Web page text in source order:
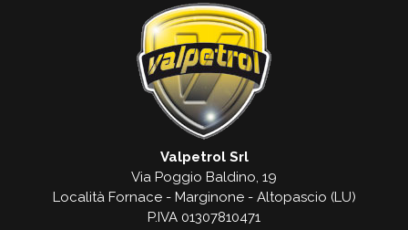
Valpetrol Srl
Via Poggio Baldino, 19
Località Fornace - Marginone - Altopascio (LU)
P.IVA 01307810471